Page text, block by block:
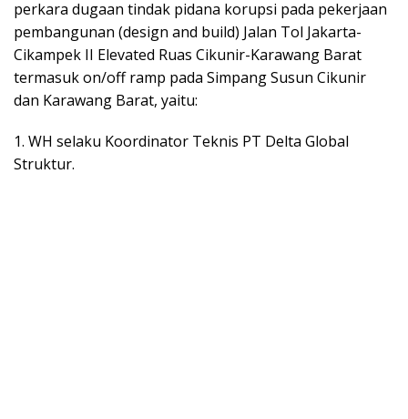
perkara dugaan tindak pidana korupsi pada pekerjaan
pembangunan (design and build) Jalan Tol Jakarta-
Cikampek II Elevated Ruas Cikunir-Karawang Barat
termasuk on/off ramp pada Simpang Susun Cikunir
dan Karawang Barat, yaitu:
1. WH selaku Koordinator Teknis PT Delta Global
Struktur.